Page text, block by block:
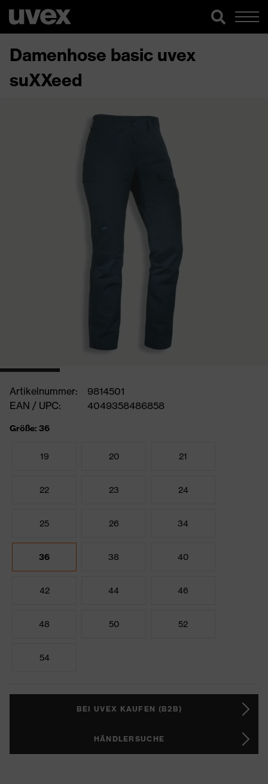
Damenhose basic uvex
suXXeed
Artikelnummer:
9814501
EAN / UPC:
4049358486858
Größe: 36
19 20 21
22 23 24
25 26 34
36 38 40
42 44 46
48 50 52
54
BEI UVEX KAUFEN (B2B)
HÄNDLERSUCHE